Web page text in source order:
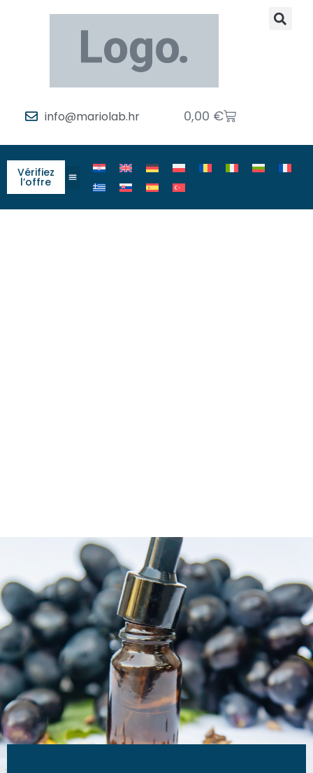
info@mariolab.hr 0,00 €
Vérifiez
l’offre